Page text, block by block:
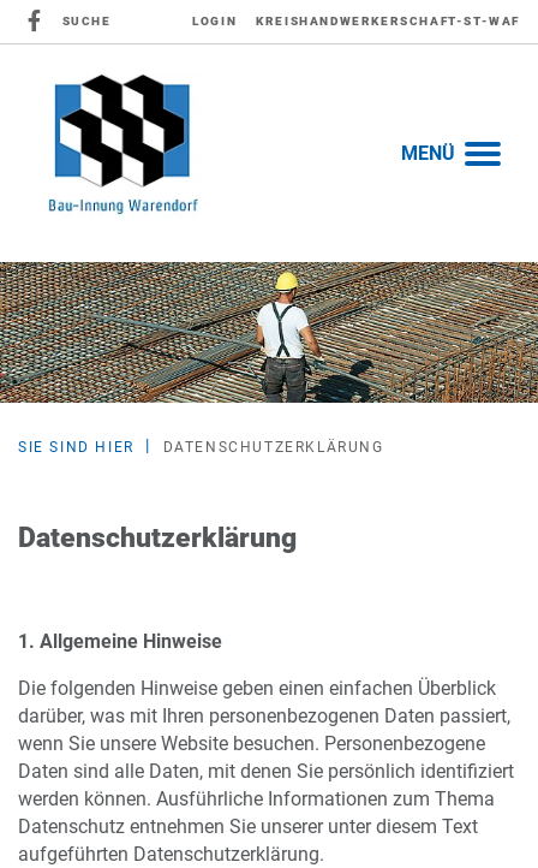
SUCHE LOGIN KREISHANDWERKERSCHAFT-ST-WAF
MENÜ
SIE SIND HIER DATENSCHUTZERKLÄRUNG
Datenschutzerklärung
1. Allgemeine Hinweise
Die folgenden Hinweise geben einen einfachen Überblick
darüber, was mit Ihren personenbezogenen Daten passiert,
wenn Sie unsere Website besuchen. Personenbezogene
Daten sind alle Daten, mit denen Sie persönlich identifiziert
werden können. Ausführliche Informationen zum Thema
Datenschutz entnehmen Sie unserer unter diesem Text
aufgeführten Datenschutzerklärung.